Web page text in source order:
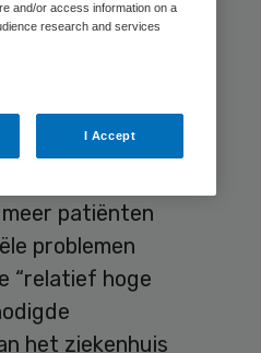
met de
het
patiënten
problemen
“relatief hoge
het ziekenhuis
and/or access information on a
research and services
I Accept